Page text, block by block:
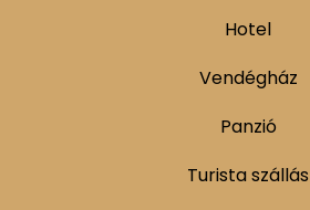
Hotel
Vendégház
Panzió
Turista szállás